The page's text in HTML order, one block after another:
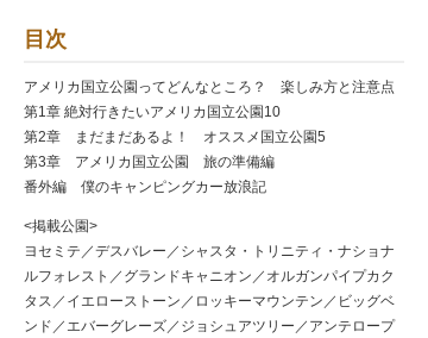
目次
アメリカ国立公園ってどんなところ？ 楽しみ方と注意点
第1章 絶対行きたいアメリカ国立公園10
第2章 まだまだあるよ！ オススメ国立公園5
第3章 アメリカ国立公園 旅の準備編
番外編 僕のキャンピングカー放浪記
<掲載公園>
ヨセミテ／デスバレー／シャスタ・トリニティ・ナショナ
ルフォレスト／グランドキャニオン／オルガンパイプカク
タス／イエローストーン／ロッキーマウンテン／ビッグベ
ンド／エバーグレーズ／ジョシュアツリー／アンテロープ